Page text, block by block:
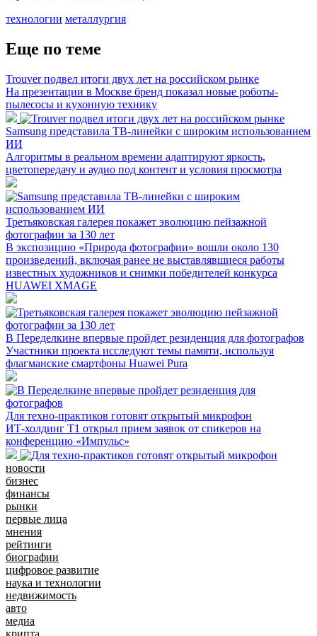
технологии металлургия
Еще по теме
Trouver подвел итоги двух лет на российском рынке
На презентации в Москве бренд показал новые роботы-
пылесосы и кухонную технику
Samsung представила ТВ-линейки с широким использованием
ИИ
Алгоритмы в реальном времени адаптируют яркость,
цветопередачу и аудио под контент и условия просмотра
Третьяковская галерея покажет эволюцию пейзажной
фотографии за 130 лет
В экспозицию «Природа фотографии» вошли около 130
произведений, включая ранее не выставлявшиеся работы
известных художников и снимки победителей конкурса
HUAWEI XMAGE
В Переделкине впервые пройдет резиденция для фотографов
Участники проекта исследуют темы памяти, используя
флагманские смартфоны Huawei Pura
Для техно-практиков готовят открытый микрофон
ИТ-холдинг Т1 открыл прием заявок от спикеров на
конференцию «Импульс»
новости
бизнес
финансы
рынки
первые лица
мнения
рейтинги
биографии
цифровое развитие
наука и технологии
недвижимость
авто
медиа
крипта